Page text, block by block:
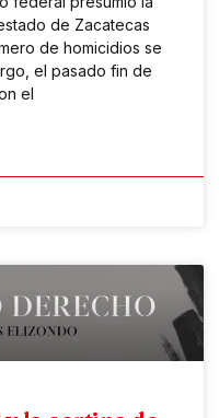
de Zacatecas
de homicidios se
el pasado fin de
el